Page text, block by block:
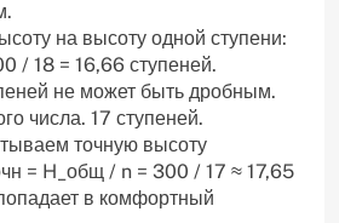
на высоту одной ступени:
/ 18 = 16,66 ступеней.
не может быть дробным.
числа. 17 ступеней.
точную высоту
= H_общ / n = 300 / 17 ≈ 17,65
в комфортный